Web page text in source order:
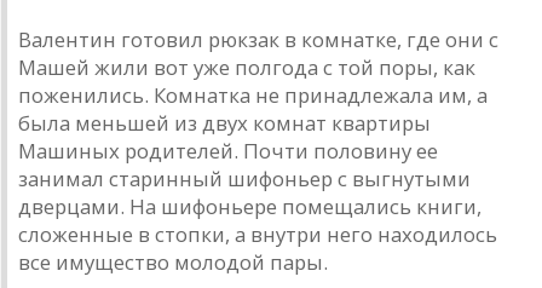
Валентин готовил рюкзак в комнатке, где они с
Машей жили вот уже полгода с той поры, как
поженились. Комнатка не принадлежала им, а
была меньшей из двух комнат квартиры
Машиных родителей. Почти половину ее
занимал старинный шифоньер с выгнутыми
дверцами. На шифоньере помещались книги,
сложенные в стопки, а внутри него находилось
все имущество молодой пары.